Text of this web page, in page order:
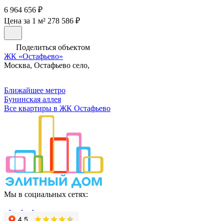
6 964 656 ₽
Цена за 1 м² 278 586 ₽
Поделиться объектом
ЖК «Остафьево»
Москва, Остафьево село,
Ближайшее метро
Бунинская аллея
Все квартиры в ЖК Остафьево
Мы в социальных сетях: